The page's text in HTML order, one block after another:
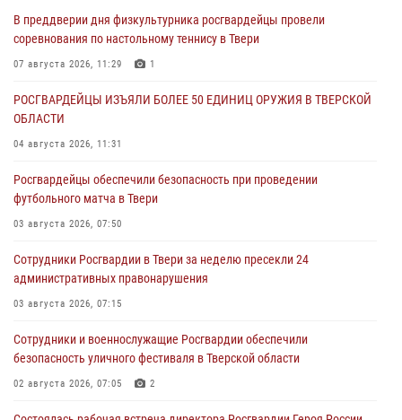
В преддверии дня физкультурника росгвардейцы провели
соревнования по настольному теннису в Твери
07 августа 2026, 11:29 1
РОСГВАРДЕЙЦЫ ИЗЪЯЛИ БОЛЕЕ 50 ЕДИНИЦ ОРУЖИЯ В ТВЕРСКОЙ
ОБЛАСТИ
04 августа 2026, 11:31
Росгвардейцы обеспечили безопасность при проведении
футбольного матча в Твери
03 августа 2026, 07:50
Сотрудники Росгвардии в Твери за неделю пресекли 24
административных правонарушения
03 августа 2026, 07:15
Сотрудники и военнослужащие Росгвардии обеспечили
безопасность уличного фестиваля в Тверской области
02 августа 2026, 07:05 2